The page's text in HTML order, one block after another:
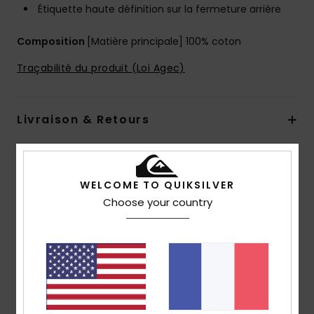
Étiquette haute définition sur la fermeture arrière
Composition [Matière principale] 100% coton
Traçabilité du produit (Loi Agec)
Livraison & Retours
Avis clients
4.0
basé sur1 avis vérifiésdepuis juillet 2026
WELCOME TO QUIKSILVER
Choose your country